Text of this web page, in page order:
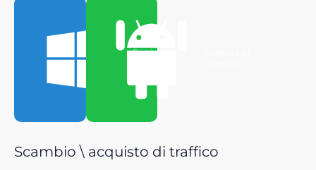
Scarica per
Scambio \ acquisto di traffico